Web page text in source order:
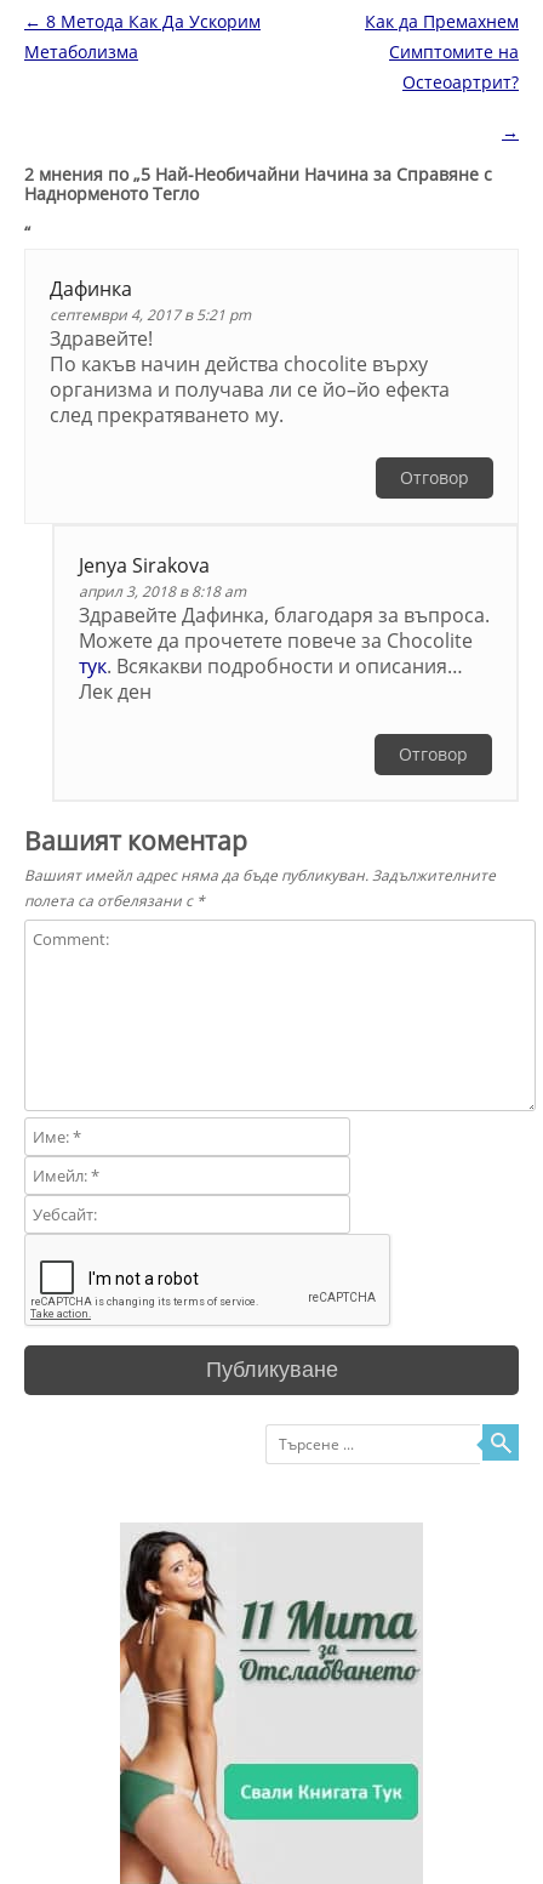
Навигация в публикациите
← 8 Метода Как Да Ускорим
Метаболизма
Как да Премахнем
Симптомите на
Остеоартрит?
→
2 мнения по „5 Най-Необичайни Начина за Справяне с
Наднорменото Тегло
“
Дафинка
септември 4, 2017 в 5:21 pm
Здравейте!
По какъв начин действа chocolite върху
организма и получава ли се йо–йо ефекта
след прекратяването му.
Отговор
Jenya Sirakova
април 3, 2018 в 8:18 am
Здравейте Дафинка, благодаря за въпроса.
Можете да прочетете повече за Chocolite
тук. Всякакви подробности и описания…
Лек ден
Отговор
Вашият коментар
Вашият имейл адрес няма да бъде публикуван.Задължителните
полета са отбелязани с *
Търсене